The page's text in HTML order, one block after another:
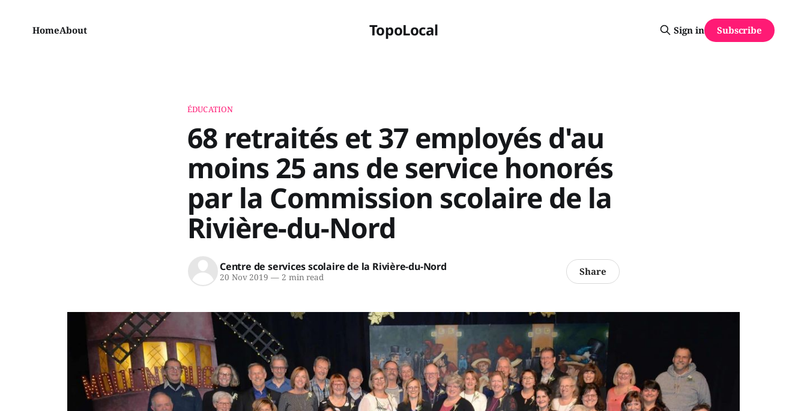
TopoLocal
HomeAbout Sign in Subscribe
ÉDUCATION
68 retraités et 37 employés d'au
moins 25 ans de service honorés
par la Commission scolaire de la
Rivière-du-Nord
Centre de services scolaire de la Rivière-du-Nord
20 Nov 2019 —2 min read Share